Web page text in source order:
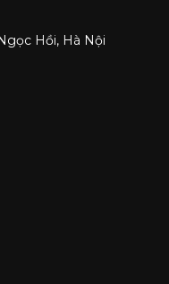
Hồi, Hà Nội